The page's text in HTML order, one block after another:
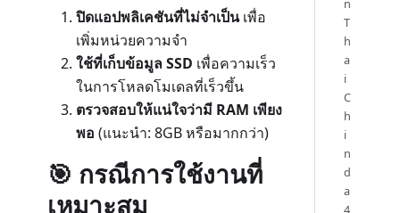
ปิดแอปพลิเคชันที่ไม่จำเป็นเพื่อ
เพิ่มหน่วยความจำ
ใช้ที่เก็บข้อมูล SSD เพื่อความเร็ว
ในการโหลดโมเดลที่เร็วขึ้น
ตรวจสอบให้แน่ใจว่ามี RAM เพียง
พอ (แนะนำ: 8GB หรือมากกว่า)
🎯 กรณีการใช้งานที่
เหมาะสม
n
T
h
a
i
C
h
i
n
d
a
4